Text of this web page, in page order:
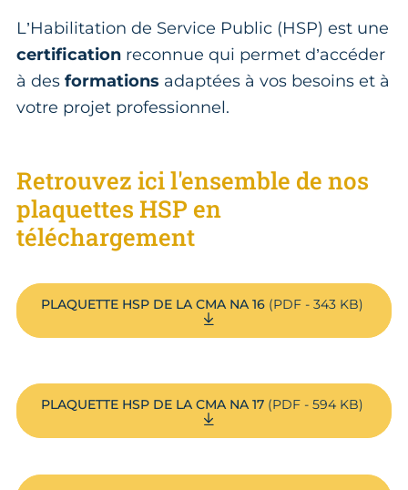
L’Habilitation de Service Public (HSP) est une
certification reconnue qui permet d’accéder
à des formations adaptées à vos besoins et à
votre projet professionnel.
Retrouvez ici l'ensemble de nos
plaquettes HSP en
téléchargement
PLAQUETTE HSP DE LA CMA NA 16 (PDF - 343 KB)
PLAQUETTE HSP DE LA CMA NA 17 (PDF - 594 KB)